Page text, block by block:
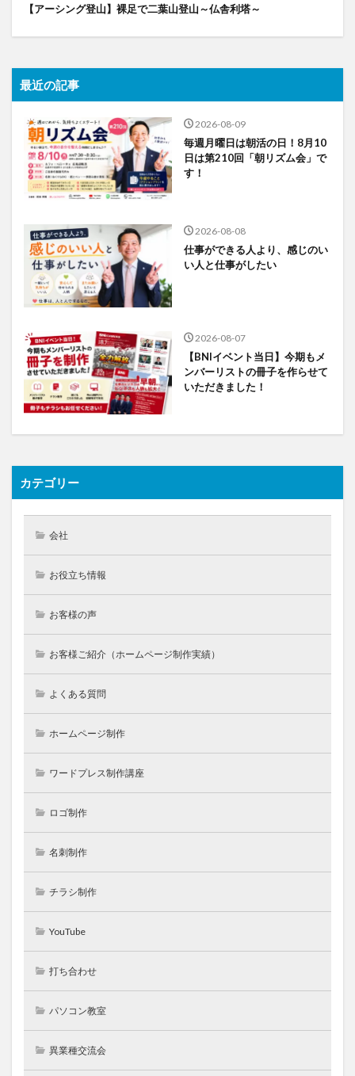
【アーシング登山】裸足で二葉山登山～仏舎利塔～
最近の記事
2026-08-09
毎週月曜日は朝活の日！8月10
日は第210回「朝リズム会」で
す！
2026-08-08
仕事ができる人より、感じのい
い人と仕事がしたい
2026-08-07
【BNIイベント当日】今期もメ
ンバーリストの冊子を作らせて
いただきました！
カテゴリー
会社
お役立ち情報
お客様の声
お客様ご紹介（ホームページ制作実績）
よくある質問
ホームページ制作
ワードプレス制作講座
ロゴ制作
名刺制作
チラシ制作
YouTube
打ち合わせ
パソコン教室
異業種交流会